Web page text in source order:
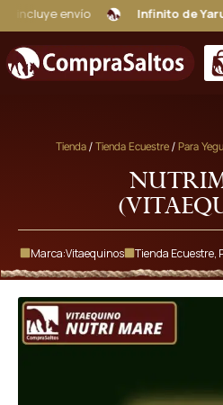
envío Infinito de
Tienda / Tienda Ecuestre / Para
Marca:Vitaequinos Tienda Ecuestre,